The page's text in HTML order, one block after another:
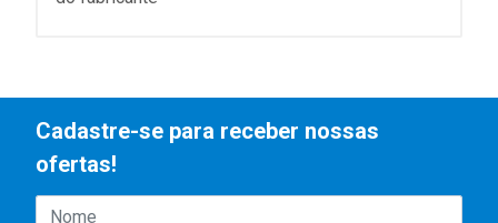
Cadastre-se para receber nossas
ofertas!